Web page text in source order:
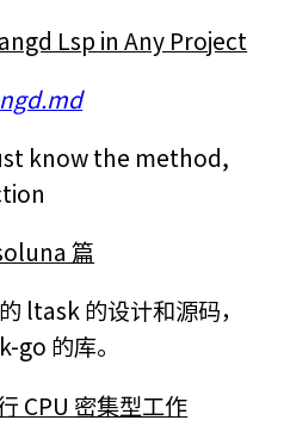
Lsp in Any Project
know the method,
篇
ltask 的设计和源码，
go 的库。
CPU 密集型工作